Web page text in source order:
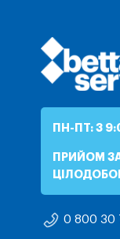
ПН-ПТ: З
ПРИЙОМ
0 800 30